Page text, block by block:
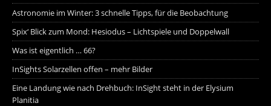
Astronomie im Winter: 3 schnelle Tipps, für die Beobachtung
Spix‘ Blick zum Mond: Hesiodus – Lichtspiele und Doppelwall
Was ist eigentlich … 66?
InSights Solarzellen offen – mehr Bilder
Eine Landung wie nach Drehbuch: InSight steht in der Elysium
Planitia